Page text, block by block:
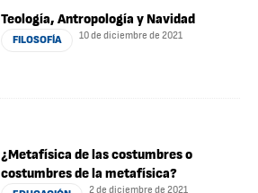
Teología, Antropología y Navidad
FILOSOFÍA 10 de diciembre de 2021
¿Metafísica de las costumbres o
costumbres de la metafísica?
2 de diciembre de 2021